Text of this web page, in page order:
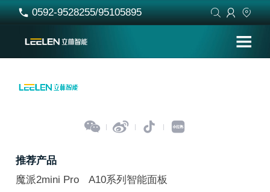
 0592-9528255/95105895   
   
推荐产品
魔派2mini Pro
A10系列智能面板